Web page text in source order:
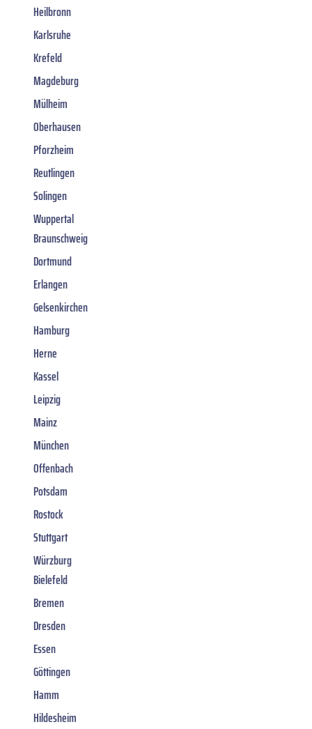
Heilbronn
Karlsruhe
Krefeld
Magdeburg
Mülheim
Oberhausen
Pforzheim
Reutlingen
Solingen
Wuppertal
Braunschweig
Dortmund
Erlangen
Gelsenkirchen
Hamburg
Herne
Kassel
Leipzig
Mainz
München
Offenbach
Potsdam
Rostock
Stuttgart
Würzburg
Bielefeld
Bremen
Dresden
Essen
Göttingen
Hamm
Hildesheim